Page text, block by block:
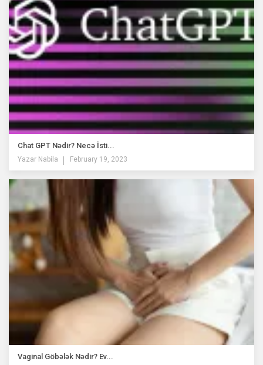
Chat GPT Nədir? Necə İsti...
Yazar Nabila February 19, 2023
Vaginal Göbələk Nədir? Ev...